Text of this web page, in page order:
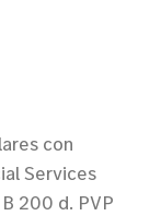
con
Services
B 200 d. PVP